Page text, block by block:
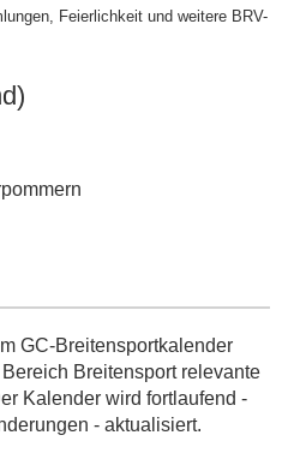
Feierlichkeit und weitere BRV-
GC-Breitensportkalender
Breitensport relevante
Kalender wird fortlaufend -
- aktualisiert.